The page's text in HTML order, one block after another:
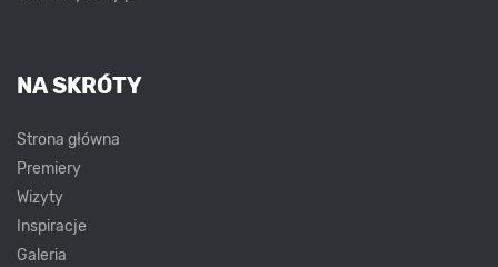
NA SKRÓTY
Strona główna
Premiery
Wizyty
Inspiracje
Galeria